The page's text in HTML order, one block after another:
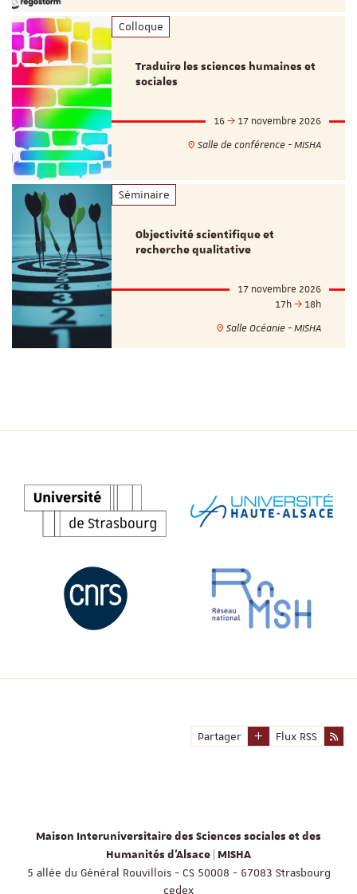
Colloque
Traduire les sciences humaines et
sociales
16
17 novembre 2026
Salle de conférence - MISHA
Séminaire
Objectivité scientifique et
recherche qualitative
17 novembre 2026
17h
18h
Salle Océanie - MISHA
Partager Flux RSS
Maison Interuniversitaire des Sciences sociales et des
Humanités d'Alsace | MISHA
5 allée du Général Rouvillois - CS 50008 - 67083 Strasbourg
cedex